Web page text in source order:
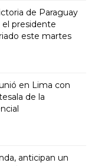
de Paraguay
el presidente
este martes
en Lima con
de la
anticipan un